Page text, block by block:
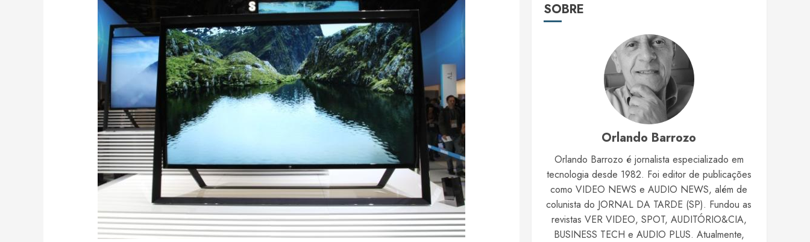
SOBRE
Orlando Barrozo
Orlando Barrozo é jornalista especializado em
tecnologia desde 1982. Foi editor de publicações
como VIDEO NEWS e AUDIO NEWS, além de
colunista do JORNAL DA TARDE (SP). Fundou as
revistas VER VIDEO, SPOT, AUDITÓRIO&CIA,
BUSINESS TECH e AUDIO PLUS. Atualmente,